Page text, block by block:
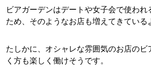
ビアガーデンはデートや女子会で使われ
ため、そのようなお店も増えてきている
たしかに、オシャレな雰囲気のお店のビ
く方も楽しく働けそうです。